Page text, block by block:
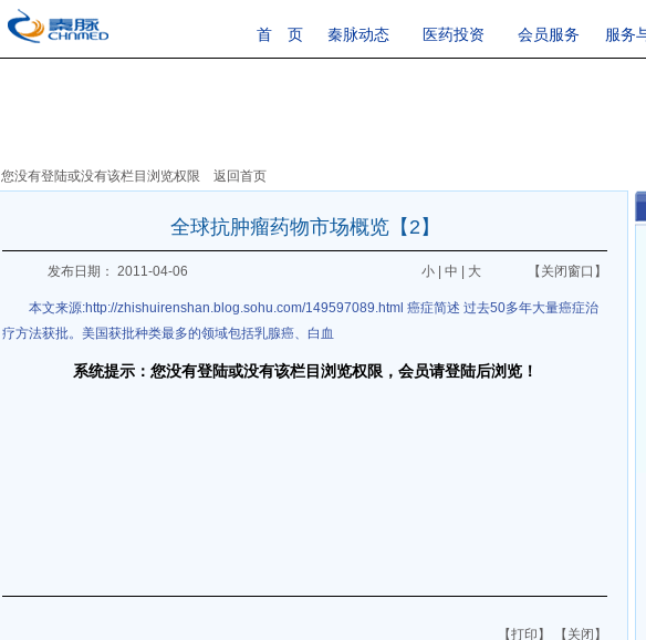
首 页 秦脉动态 医药投资 会员服务 服务
您没有登陆或没有该栏目浏览权限 返回首页
全球抗肿瘤药物市场概览【2】
发布日期： 2011-04-06 小 中 大 【关闭窗口】
本文来源:http://zhishuirenshan.blog.sohu.com/149597089.html 癌症简述 过去50多年大量癌症治
疗方法获批。美国获批种类最多的领域包括乳腺癌、白血
系统提示：您没有登陆或没有该栏目浏览权限，会员请登陆后浏览！
【打印】 【关闭】